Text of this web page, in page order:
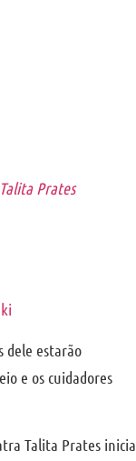
Talita Prates
dele estarão
e os cuidadores
Talita Prates inicia